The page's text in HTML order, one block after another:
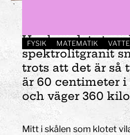
FYSIK MATEMATIK
Hur kan det stora
spektrolitgranit
trots att det är så
är 60 centimeter
och väger 360
Mitt i skålen som klotet